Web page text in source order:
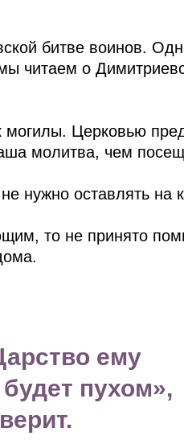
битве воинов.
читаем о
могилы. Церковью
молитва, чем
нужно оставлять на
тo нe принято
ему
пухом»,